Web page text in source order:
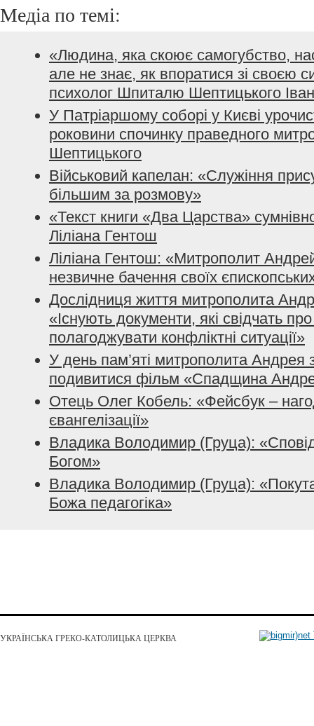
Медіа по темі:
«Людина, яка скоює самогубство,
але не знає, як впоратися зі своєю
психолог Шпиталю Шептицького
У Патріаршому соборі у Києві
роковини спочинку праведного
Шептицького
Військовий капелан: «Служіння
більшим за розмову»
«Текст книги «Два Царства»
Ліліана Гентош
Ліліана Гентош: «Митрополит
незвичне бачення своїх
Дослідниця життя митрополита
«Існують документи, які свідчать
полагоджувати конфліктні ситуації»
У день пам’яті митрополита Андрея
подивитися фільм «Спадщина
Отець Олег Кобель: «Фейсбук –
євангелізації»
Владика Володимир (Груца):
Богом»
Владика Володимир (Груца):
Божа педагогіка»
УКРАЇНСЬКА ГРЕКО-КАТОЛИЦЬКА ЦЕРКВА